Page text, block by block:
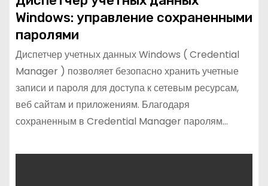
Windows: управление сохраненными
паролями
Диспетчер учетных данных Windows ( Credential
Manager ) позволяет безопасно хранить учетные
записи и пароля для доступа к сетевым ресурсам,
веб сайтам и приложениям. Благодаря
сохраненным в Credential Manager паролям…